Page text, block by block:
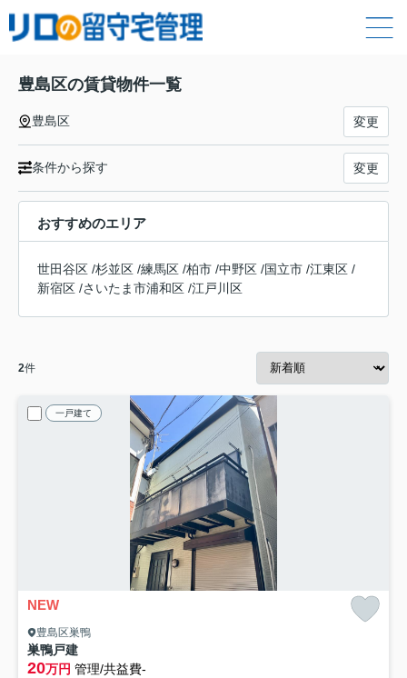
豊島区の賃貸物件一覧
豊島区 変更
条件から探す 変更
おすすめのエリア
世田谷区 /杉並区 /練馬区 /柏市 /中野区 /国立市 /江東区 /
新宿区 /さいたま市浦和区 /江戸川区
2件
一戸建て
NEW
豊島区巣鴨
巣鴨戸建
20万円 管理/共益費-